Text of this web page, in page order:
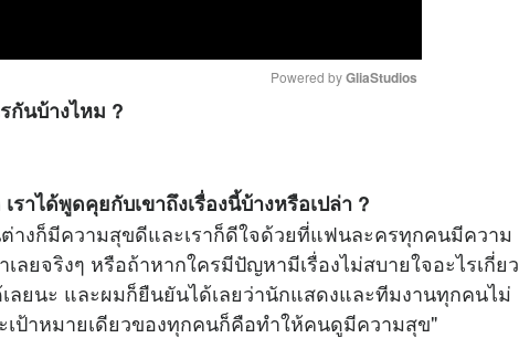
t
e
Powered by GliaStudios
กันบ้างไหม ?
าได้พูดคุยกับเขาถึงเรื่องนี้บ้างหรือเปล่า ?
ต่างก็มีความสุขดีและเราก็ดีใจด้วยที่แฟนละครทุกคนมีความ
ลยจริงๆ หรือถ้าหากใครมีปัญหามีเรื่องไม่สบายใจอะไรเกี่ยว
ลยนะ และผมก็ยืนยันได้เลยว่านักแสดงและทีมงานทุกคนไม่
เป้าหมายเดียวของทุกคนก็คือทำให้คนดูมีความสุข"